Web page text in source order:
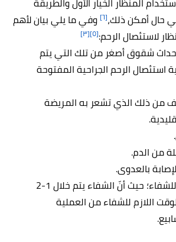
حال أمكن ذلك،[٦] وفي ما يلي بيان لأهم
لاستئصال الرحم:[٥] [٣]
شقوق أصغر من تلك التي يتم
استئصال الرحم الجراحية المفتوحة
من ذلك الذي تشعر به المريضة
من الدم.
بالعدوى.
تتطلب وقتاً أقل للشفاء؛ حيث أنّ الشفاء يتم خلال 1-2
اللازم للشفاء من العملية